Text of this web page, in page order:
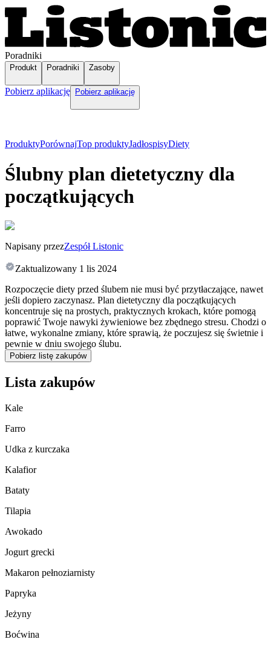
Poradniki
Produkt Poradniki Zasoby
Pobierz aplikację Pobierz aplikację
ProduktyPorównajTop produktyJadłospisyDiety
Ślubny plan dietetyczny dla
początkujących
Napisany przezZespół Listonic
Zaktualizowany 1 lis 2024
Rozpoczęcie diety przed ślubem nie musi być przytłaczające, nawet
jeśli dopiero zaczynasz. Plan dietetyczny dla początkujących
koncentruje się na prostych, praktycznych krokach, które pomogą
poprawić Twoje nawyki żywieniowe bez zbędnego stresu. Chodzi o
łatwe, wykonalne zmiany, które sprawią, że poczujesz się świetnie i
pewnie w dniu swojego ślubu.
Pobierz listę zakupów
Lista zakupów
Kale
Farro
Udka z kurczaka
Kalafior
Bataty
Tilapia
Awokado
Jogurt grecki
Makaron pełnoziarnisty
Papryka
Jeżyny
Boćwina